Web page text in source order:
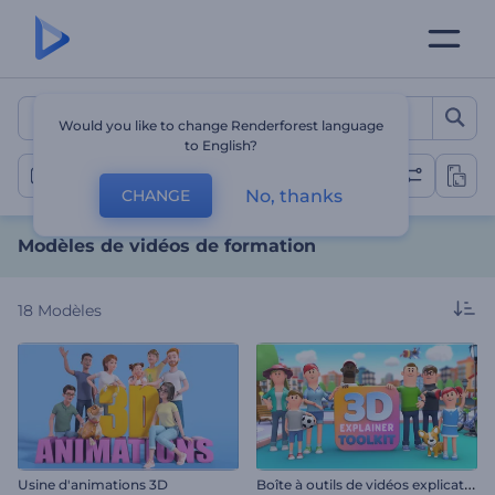
Modèles de vidéos de
Vidéos de formation
Modèles de vidéos de formation
18 Modèles
Usine d'animations 3D
B
oîte à outils de vidéos explicatives 3D
Would you like to change Renderforest language
to English?
CHANGE No, thanks